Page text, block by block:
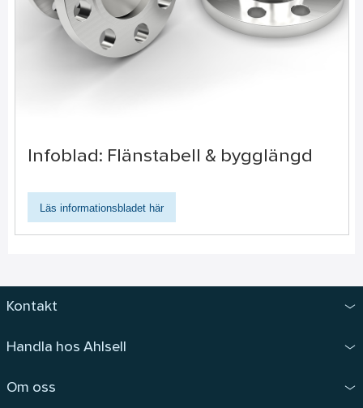
Infoblad: Flänstabell & bygglängd
Läs informationsbladet här
Kontakt
Handla hos Ahlsell
Om oss